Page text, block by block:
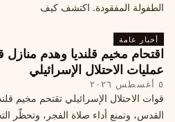
الطفولة المفقودة. اكتشف كيف
أخبار عامة
اقتحام مخيم قلنديا وهدم
عمليات الاحتلال الإسرائيلي
٥ أغسطس ٢٠٢٦
قوات الاحتلال الإسرائيلي تقتحم مخيم
القدس، وتمنع أداء صلاة الفجر، وتحظّر